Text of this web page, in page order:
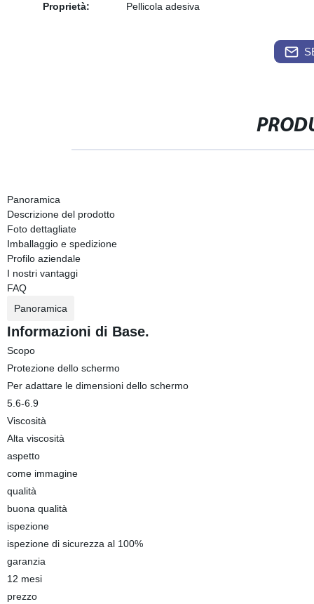
Proprietà:
Pellicola adesiva
Panoramica
Descrizione del prodotto
Foto dettagliate
Imballaggio e spedizione
Profilo aziendale
I nostri vantaggi
FAQ
Panoramica
Informazioni di Base.
Scopo
Protezione dello schermo
Per adattare le dimensioni dello schermo
5.6-6.9
Viscosità
Alta viscosità
aspetto
come immagine
qualità
buona qualità
ispezione
ispezione di sicurezza al 100%
garanzia
12 mesi
prezzo